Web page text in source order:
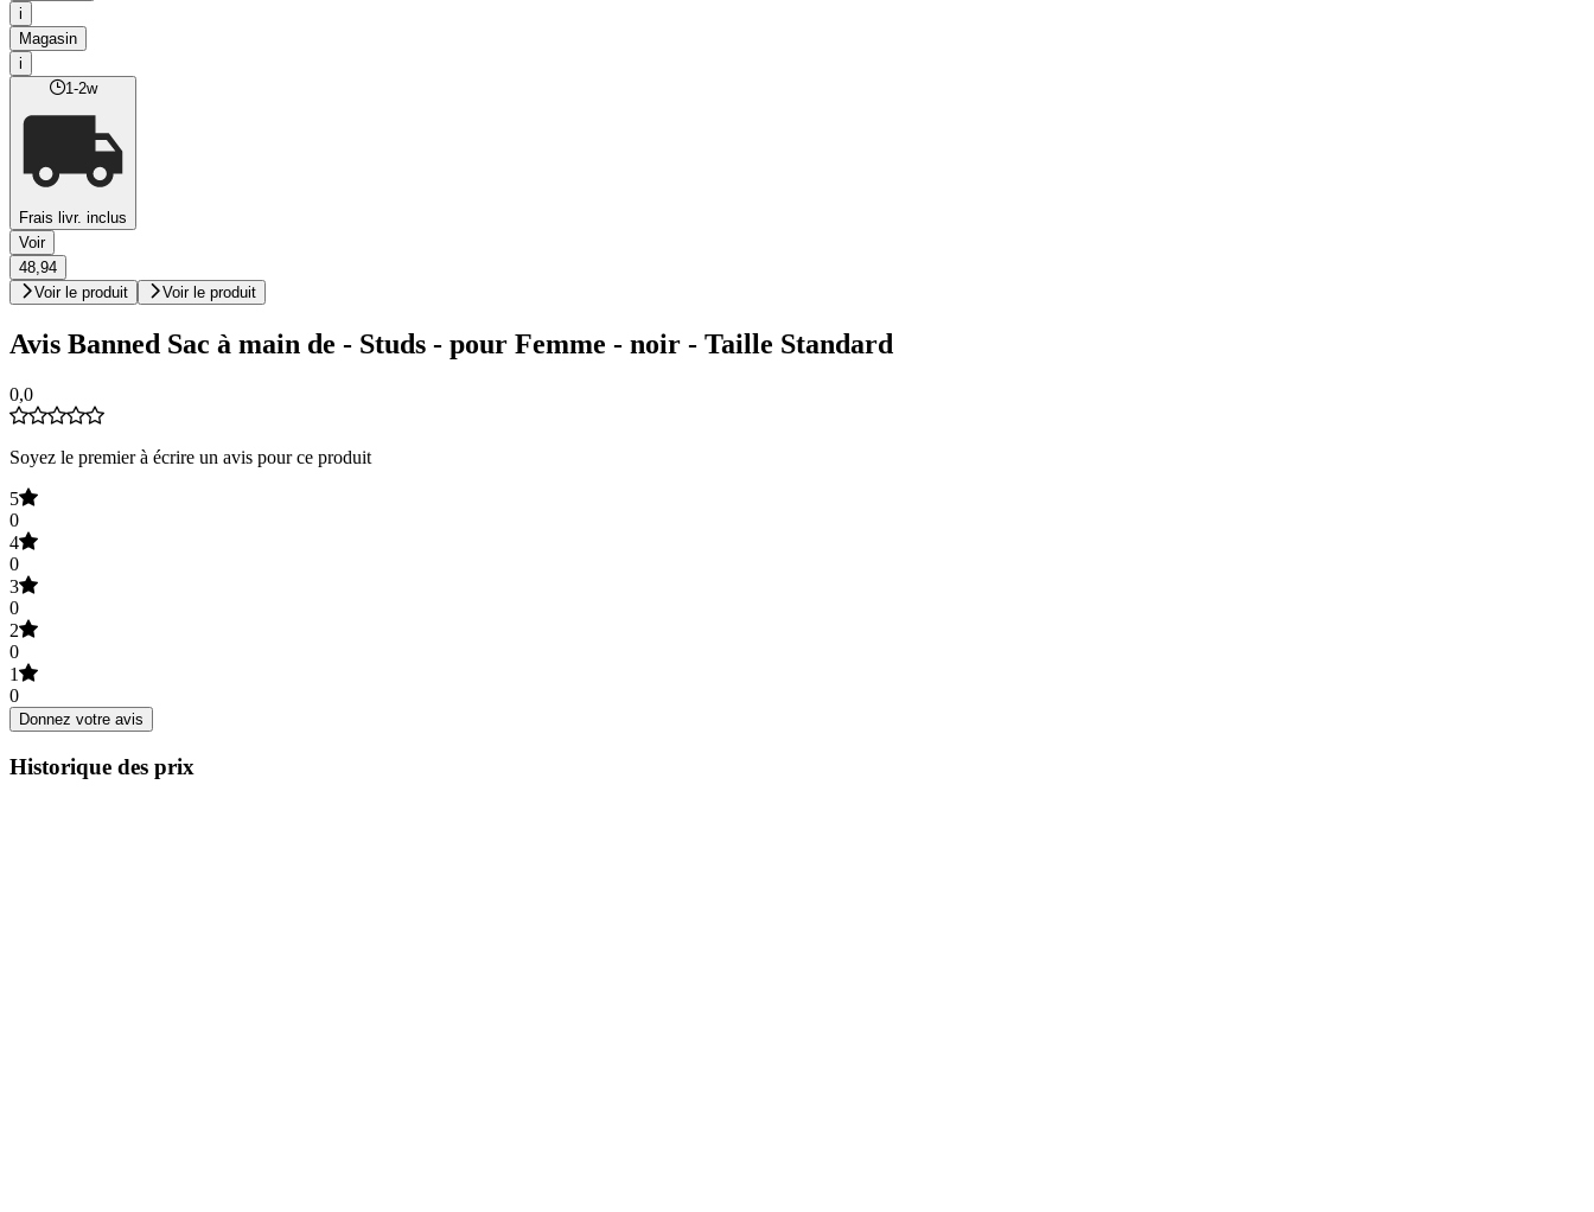
i
Magasin
i
1-2w
Frais livr. inclus
Voir
48,94
Voir le produit
Voir le produit
Avis Banned Sac à main de - Studs - pour Femme - noir - Taille Standard
0,0
Soyez le premier à écrire un avis pour ce produit
5
0
4
0
3
0
2
0
1
0
Donnez votre avis
Historique des prix